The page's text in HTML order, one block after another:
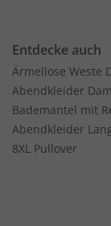
Entdecke auch
Ärmellose Weste
Abendkleider
Bademantel mit
Abendkleider
8XL Pullover